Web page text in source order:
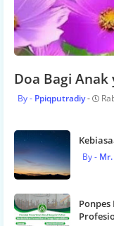
Doa Bagi
Ppiqputradiy